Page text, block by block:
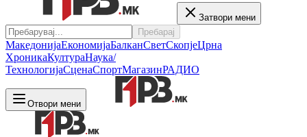
Затвори мени
Пребарај
МакедонијаЕкономијаБалканСветСкопјеЦрна
ХроникаКултураНаука/
ТехнологијаСценаСпортМагазинРАДИО
Отвори мени